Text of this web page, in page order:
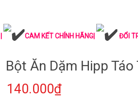
CAM KẾT CHÍNH HÃNG| ĐỔI
Bột Ăn Dặm Hipp
140.000₫